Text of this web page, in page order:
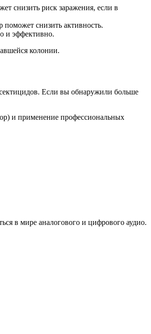
снизить риск заражения, если в
поможет снизить активность.
и эффективно.
колонии.
Если вы обнаружили больше
и применение профессиональных
в мире аналогового и цифрового аудио.